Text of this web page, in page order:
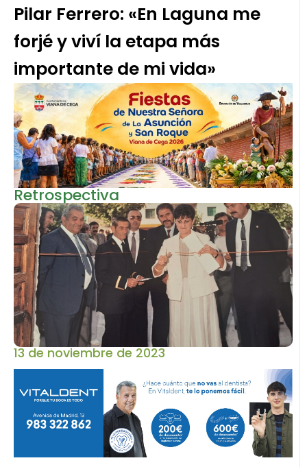
Pilar Ferrero: «En Laguna me
forjé y viví la etapa más
importante de mi vida»
Retrospectiva
13 de noviembre de 2023